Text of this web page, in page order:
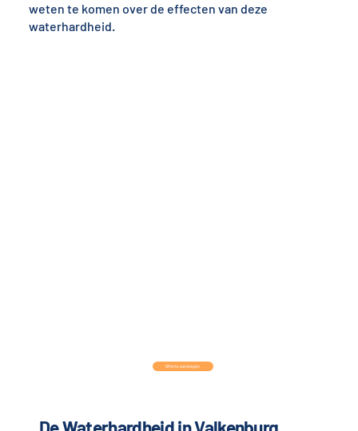
weten te komen over de effecten van deze
waterhardheid.
Offerte aanvragen